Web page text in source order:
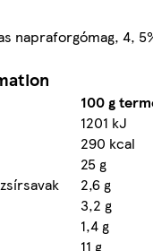
napraforgómag, 4,
100 g
1201 kJ
290 kcal
25 g
2,6 g
3,2 g
1,4 g
11 g